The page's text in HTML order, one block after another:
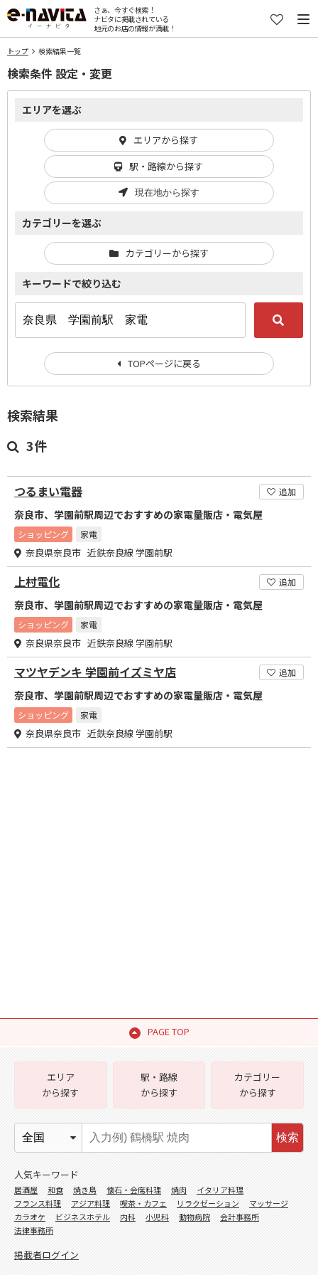
さぁ、今すぐ検索！
ナビタに掲載されている
地元のお店の情報が満載！
トップ 検索結果一覧
検索結果
3件
つるまい電器 追加
奈良市、学園前駅周辺でおすすめの家電量販店・電気屋
ショッピング 家電
奈良県奈良市 近鉄奈良線 学園前駅
上村電化 追加
奈良市、学園前駅周辺でおすすめの家電量販店・電気屋
ショッピング 家電
奈良県奈良市 近鉄奈良線 学園前駅
マツヤデンキ 学園前イズミヤ店 追加
奈良市、学園前駅周辺でおすすめの家電量販店・電気屋
ショッピング 家電
奈良県奈良市 近鉄奈良線 学園前駅
検索条件 設定・変更
エリアを選ぶ
エリアから探す
駅・路線から探す
現在地から探す
カテゴリーを選ぶ
カテゴリーから探す
キーワードで絞り込む
TOPページに戻る
PAGE TOP
エリア
から探す
駅・路線
から探す
カテゴリー
から探す
検索
人気キーワード
居酒屋 和食 焼き鳥 懐石・会席料理 焼肉
イタリア料理
フランス料理
アジア料理 喫茶・カフェ リラクゼーション
マッサージ
カラオケ
ビジネスホテル 内科 小児科 動物病院
会計事務所
法律事務所
掲載者ログイン